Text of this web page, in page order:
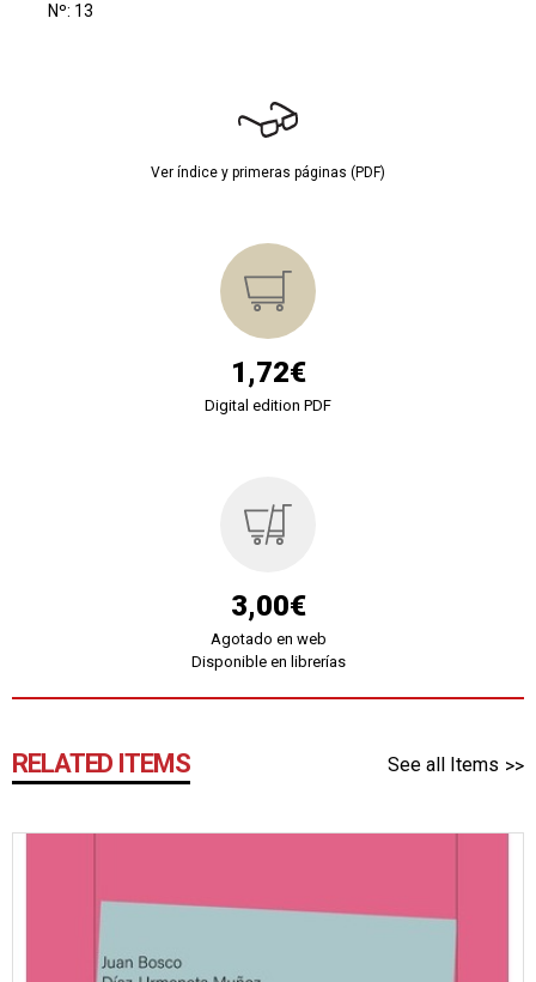
Nº: 13
Ver índice y primeras páginas (PDF)
1,72€
Digital edition PDF
3,00€
Agotado en web
Disponible en librerías
RELATED ITEMS See all Items